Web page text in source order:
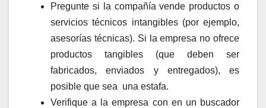
Pregunte si la compañía vende productos o
servicios técnicos intangibles (por ejemplo,
asesorías técnicas). Si la empresa no ofrece
productos tangibles (que deben ser
fabricados, enviados y entregados), es
posible que sea una estafa.
Verifique a la empresa con en un buscador